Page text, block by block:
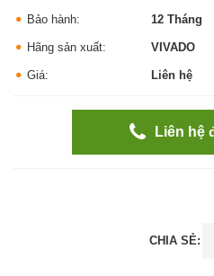
Bảo hành: 12 Tháng
Hãng sản xuất: VIVADO
Giá: Liên hệ
Liên hệ
CHIA SẺ: